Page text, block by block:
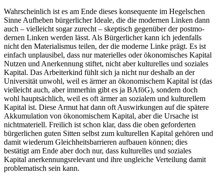
Wahrscheinlich ist es am Ende dieses konse­quente im Hegel­schen
Sinne Aufheben bürger­licher Ideale, die die modernen Linken dann
auch – vielleicht sogar zurecht – skeptisch gegenüber der postmo­
dernen Linken werden lässt. Als Bürger­licher kann ich jeden­falls
nicht den Materia­lismus teilen, der die moderne Linke prägt. Es ist
einfach unplau­sibel, dass nur materi­elles oder ökono­mi­sches Kapital
Nutzen und Anerkennung stiftet, nicht aber kultu­relles und soziales
Kapital. Das Arbei­terkind fühlt sich ja nicht nur deshalb an der
Univer­sität unwohl, weil es ärmer an ökono­mi­schem Kapital ist (das
vielleicht auch, aber immerhin gibt es ja BAföG), sondern doch
wohl haupt­sächlich, weil es oft ärmer an sozialem und kultu­rellem
Kapital ist. Diese Armut hat dann oft Auswir­kungen auf die spätere
Akkumu­lation von ökono­mi­schem Kapital, aber die Ursache ist
nicht­ma­te­riell. Freilich ist schon klar, dass die oben gefor­derten
bürger­lichen guten Sitten selbst zum kultu­rellen Kapital gehören und
damit wiederum Gleich­heits­bar­rieren aufbauen können; dies
bestätigt am Ende aber doch nur, dass kultu­relles und soziales
Kapital anerken­nungs­re­levant und ihre ungleiche Verteilung damit
proble­ma­tisch sein kann.